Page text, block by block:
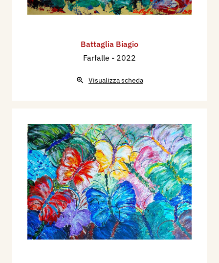
Battaglia Biagio
Farfalle - 2022
Visualizza scheda